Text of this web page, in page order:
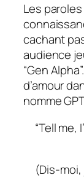
Les
cachant
audience
“Gen
d’amour
nomme
“Tell me,
(Dis-moi,